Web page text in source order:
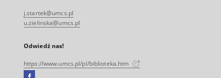
j.startek@umcs.pl
u.zielinska@umcs.pl
Odwiedź nas!
https://www.umcs.pl/pl/biblioteka.htm
Facebook